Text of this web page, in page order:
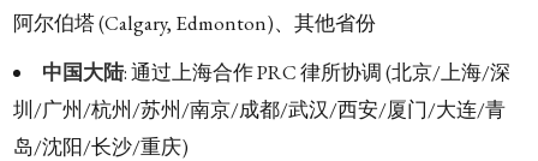
阿尔伯塔 (Calgary, Edmonton)、其他省份
中国大陆: 通过上海合作 PRC 律所协调 (北京/上海/深
圳/广州/杭州/苏州/南京/成都/武汉/西安/厦门/大连/青
岛/沈阳/长沙/重庆)